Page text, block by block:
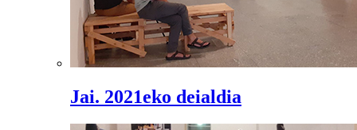
Jai. 2021eko deialdia